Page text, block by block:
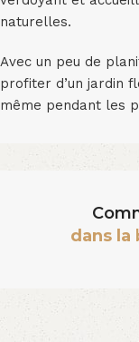
naturelles.
Avec un peu de
profiter d’un jardin
même pendant les
dans la